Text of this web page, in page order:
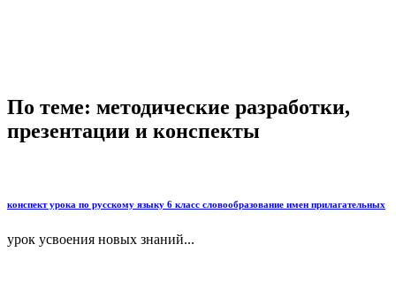
По теме: методические разработки,
презентации и конспекты
конспект урока по русскому языку 6 класс словообразование имен прилагательных
урок усвоения новых знаний...